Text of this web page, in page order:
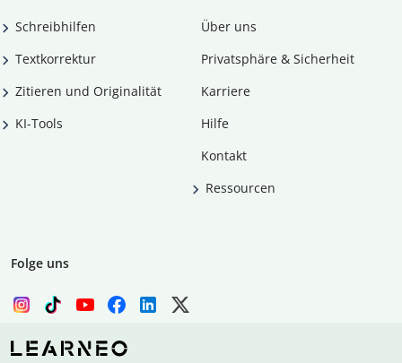
Schreibhilfen
Textkorrektur
Zitieren und Originalität
KI-Tools
Über uns
Privatsphäre & Sicherheit
Karriere
Hilfe
Kontakt
Ressourcen
Folge uns